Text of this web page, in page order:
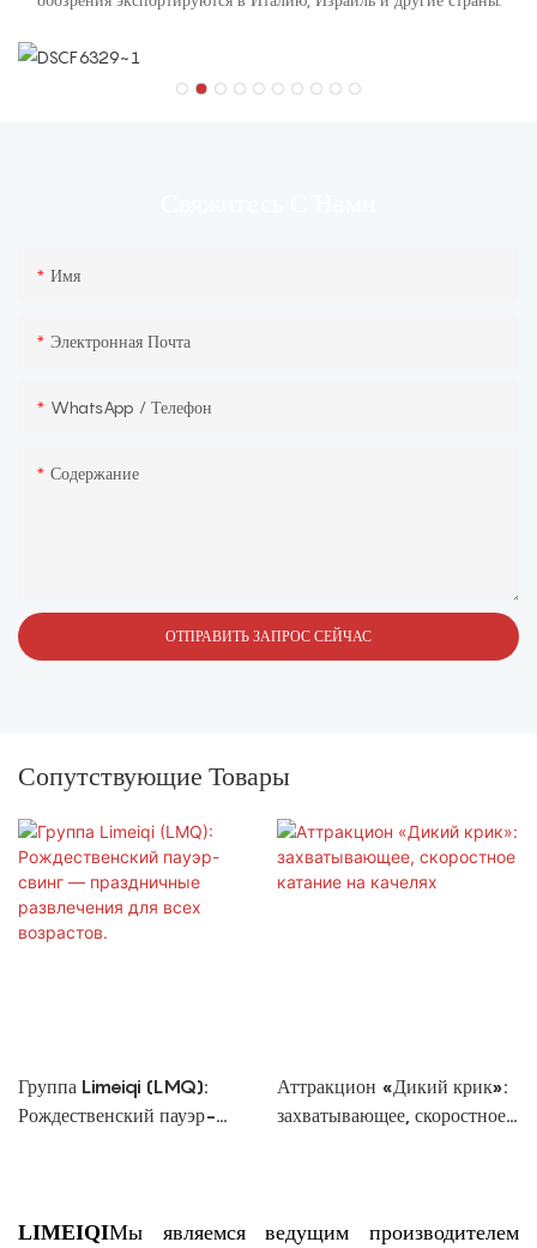
Имя
Электронная Почта
WhatsApp / Телефон
Содержание
ОТПРАВИТЬ ЗАПРОС СЕЙЧАС
Сопутствующие Товары
Группа Limeiqi (LMQ):
Рождественский пауэр-
Аттракцион «Дикий крик»:
захватывающее, скоростное
LIMEIQIМы являемся ведущим производителем